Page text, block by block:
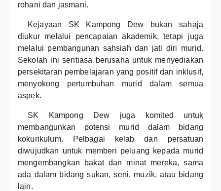
rohani dan jasmani.
Kejayaan SK Kampong Dew bukan sahaja
diukur melalui pencapaian akademik, tetapi juga
melalui pembangunan sahsiah dan jati diri murid.
Sekolah ini sentiasa berusaha untuk menyediakan
persekitaran pembelajaran yang positif dan inklusif,
menyokong pertumbuhan murid dalam semua
aspek.
SK Kampong Dew juga komited untuk
membangunkan potensi murid dalam bidang
kokurikulum. Pelbagai kelab dan persatuan
diwujudkan untuk memberi peluang kepada murid
mengembangkan bakat dan minat mereka, sama
ada dalam bidang sukan, seni, muzik, atau bidang
lain.